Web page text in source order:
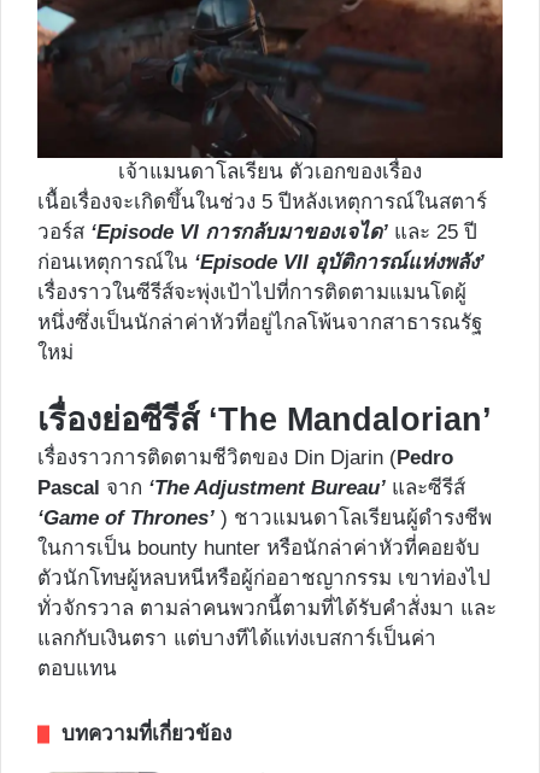
เจ้าแมนดาโลเรียน ตัวเอกของเรื่อง
เนื้อเรื่องจะเกิดขึ้นในช่วง 5 ปีหลังเหตุการณ์ในสตาร์
วอร์ส ‘Episode VI การกลับมาของเจได’ และ 25 ปี
ก่อนเหตุการณ์ใน ‘Episode VII อุบัติการณ์แห่งพลัง’
เรื่องราวในซีรีส์จะพุ่งเป้าไปที่การติดตามแมนโดผู้
หนึ่งซึ่งเป็นนักล่าค่าหัวที่อยู่ไกลโพ้นจากสาธารณรัฐ
ใหม่
เรื่องย่อซีรีส์ ‘The Mandalorian’
เรื่องราวการติดตามชีวิตของ Din Djarin (Pedro
Pascal จาก ‘The Adjustment Bureau’ และซีรีส์
‘Game of Thrones’ ) ชาวแมนดาโลเรียนผู้ดำรงชีพ
ในการเป็น bounty hunter หรือนักล่าค่าหัวที่คอยจับ
ตัวนักโทษผู้หลบหนีหรือผู้ก่ออาชญากรรม เขาท่องไป
ทั่วจักรวาล ตามล่าคนพวกนี้ตามที่ได้รับคำสั่งมา และ
แลกกับเงินตรา แต่บางทีได้แท่งเบสการ์เป็นค่า
ตอบแทน
บทความที่เกี่ยวข้อง